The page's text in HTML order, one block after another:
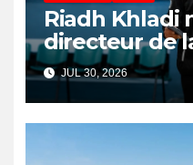
Riadh Khladi
directeur de
Nationale de
JUL 30, 2026